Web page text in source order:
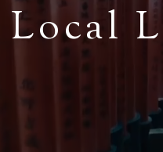
Local